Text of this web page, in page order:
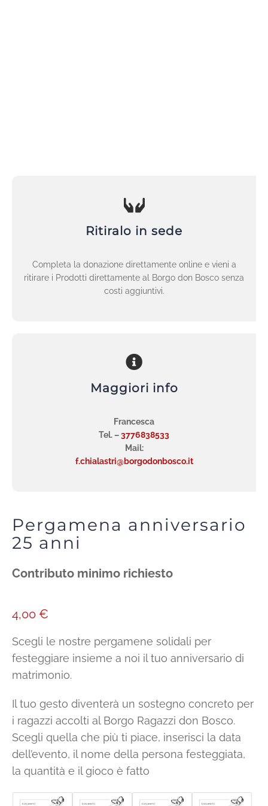
Ritiralo in sede
Completa la donazione direttamente online e vieni a
ritirare i Prodotti direttamente al Borgo don Bosco senza
costi aggiuntivi.
Maggiori info
Francesca
Tel. –3776838533
Mail:
f.chialastri@borgodonbosco.it
Pergamena anniversario
25 anni
Contributo minimo richiesto
4,00 €
Scegli le nostre pergamene solidali per
festeggiare insieme a noi il tuo anniversario di
matrimonio.
Il tuo gesto diventerà un sostegno concreto per
i ragazzi accolti al Borgo Ragazzi don Bosco.
Scegli quella che più ti piace, inserisci la data
dell’evento, il nome della persona festeggiata,
la quantità e il gioco è fatto